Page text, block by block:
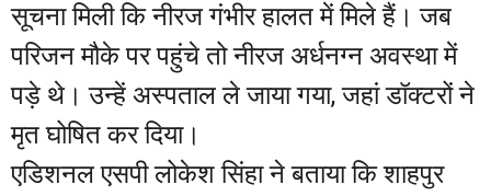
सूचना मिली कि नीरज गंभीर हालत में मिले हैं। जब
परिजन मौके पर पहुंचे तो नीरज अर्धनग्न अवस्था में
पड़े थे। उन्हें अस्पताल ले जाया गया, जहां डॉक्टरों ने
मृत घोषित कर दिया।
एडिशनल एसपी लोकेश सिंहा ने बताया कि शाहपुर